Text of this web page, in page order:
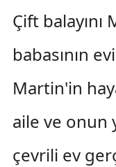
Çift
babasının
Martin'in
aile ve onun
çevrili ev